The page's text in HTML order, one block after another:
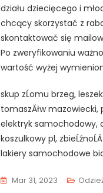
działu dziecięcego i
chcący skorzystać z
skontaktować się
Po zweryfikowaniu
wartość wyżej
skup zĹomu brzeg,
tomaszĂłw
elektryk samochodowy,
koszulkowy pl,
lakiery samochodowe
Mar 31, 2023